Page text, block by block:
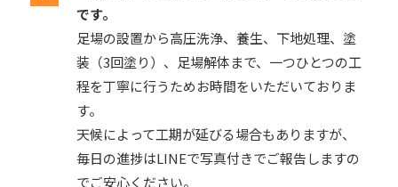
です。
足場の設置から高圧洗浄、養生、下地処理、塗
装（3回塗り）、足場解体まで、一つひとつの工
程を丁寧に行うためお時間をいただいておりま
す。
天候によって工期が延びる場合もありますが、
毎日の進捗はLINEで写真付きでご報告しますの
でご安心ください。